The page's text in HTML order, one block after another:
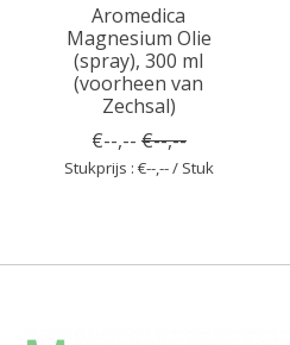
Aromedica
Magnesium Olie
(spray), 300 ml
(voorheen van
Zechsal)
€--,-- €--,--
Stukprijs : €--,-- / Stuk